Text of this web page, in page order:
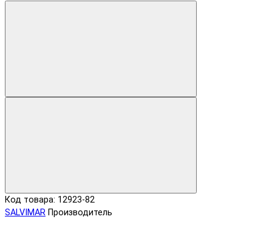
Код товара: 12923-82
SALVIMAR Производитель